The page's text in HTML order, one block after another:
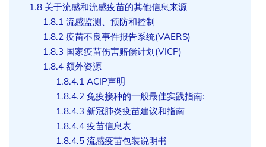
1.8关于流感和流感疫苗的其他信息来源
1.8.1 流感监测、预防和控制
1.8.2 疫苗不良事件报告系统(VAERS)
1.8.3 国家疫苗伤害赔偿计划(VICP)
1.8.4额外资源
1.8.4.1 ACIP声明
1.8.4.2 免疫接种的一般最佳实践指南:
1.8.4.3 新冠肺炎疫苗建议和指南
1.8.4.4 疫苗信息表
1.8.4.5 流感疫苗包装说明书